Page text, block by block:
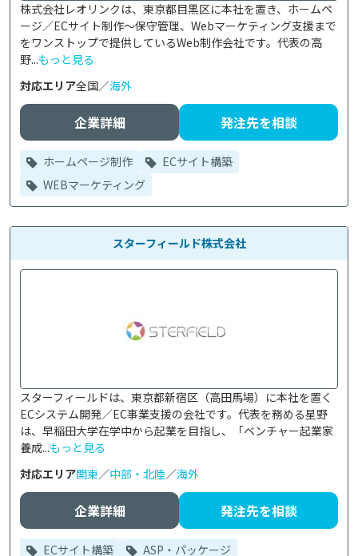
株式会社レオリンクは、東京都目黒区に本社を置き、ホームペ
ージ／ECサイト制作～保守管理、Webマーケティング支援まで
をワンストップで提供しているWeb制作会社です。代表の高
野...もっと見る
対応エリア全国／海外
企業詳細 発注先を相談
ホームページ制作
ECサイト構築
WEBマーケティング
スターフィールド株式会社
スターフィールドは、東京都新宿区（高田馬場）に本社を置く
ECシステム開発／EC事業支援の会社です。代表を務める星野
は、早稲田大学在学中から起業を目指し、「ベンチャー起業家
養成...もっと見る
対応エリア関東／中部・北陸／海外
企業詳細 発注先を相談
ECサイト構築 ASP・パッケージ